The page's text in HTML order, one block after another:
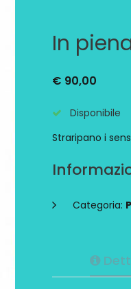
In
€ 90,00
Disponibile
Straripano i
Categoria: